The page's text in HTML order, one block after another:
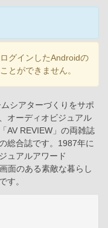
グインしたAndroidの
とができません。
シアターづくりをサポ
オーディオビジュアル
AV REVIEW」の両雑誌
総合誌です。1987年に
ュアルアワード
面のある素敵な暮らし
す。